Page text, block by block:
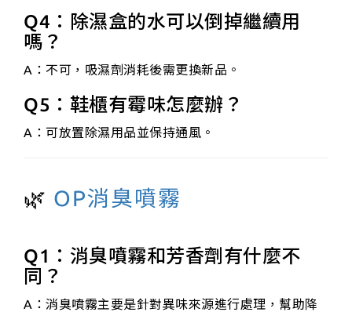
Q4：除濕盒的水可以倒掉繼續用
嗎？
A：不可，吸濕劑消耗後需更換新品。
Q5：鞋櫃有霉味怎麼辦？
A：可放置除濕用品並保持通風。
🌿 OP消臭噴霧
Q1：消臭噴霧和芳香劑有什麼不
同？
A：消臭噴霧主要是針對異味來源進行處理，幫助降